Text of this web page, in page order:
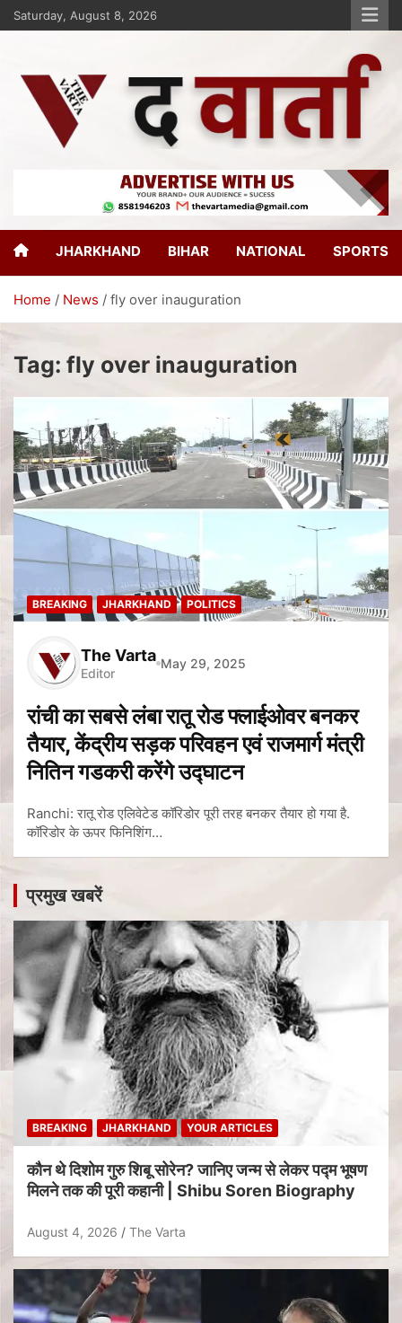
Saturday, August 8, 2026
The Varta
JHARKHAND BIHAR NATIONAL SPORTS
Home News fly over inauguration
Tag: fly over inauguration
BREAKING JHARKHAND POLITICS
The Varta
Editor
May 29, 2025
रांची का सबसे लंबा रातू रोड फ्लाईओवर बनकर
तैयार, केंद्रीय सड़क परिवहन एवं राजमार्ग मंत्री
नितिन गडकरी करेंगे उद्घाटन
Ranchi: रातू रोड एलिवेटेड कॉरिडोर पूरी तरह बनकर तैयार हो गया है.
कॉरिडोर के ऊपर फिनिशिंग…
प्रमुख खबरें
BREAKING JHARKHAND YOUR ARTICLES
कौन थे दिशोम गुरु शिबू सोरेन? जानिए जन्म से लेकर पद्म भूषण
मिलने तक की पूरी कहानी | Shibu Soren Biography
August 4, 2026 The Varta